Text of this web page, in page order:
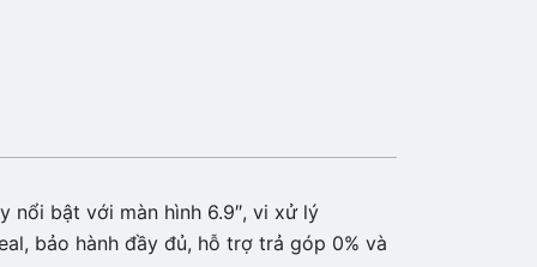
nổi bật với màn hình 6.9″, vi xử lý
bảo hành đầy đủ, hỗ trợ trả góp 0% và